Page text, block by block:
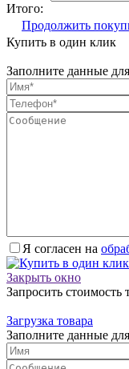
Итого:
Продолжить
Купить в один клик
Заполните данные для
Я согласен на
Закрыть окно
Запросить стоимость
Загрузка товара
Заполните данные